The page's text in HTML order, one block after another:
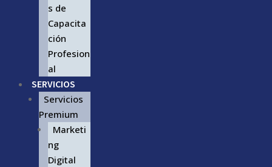
s de
Capacita
ción
Profesion
al
SERVICIOS
Servicios
Premium
Marketi
ng
Digital